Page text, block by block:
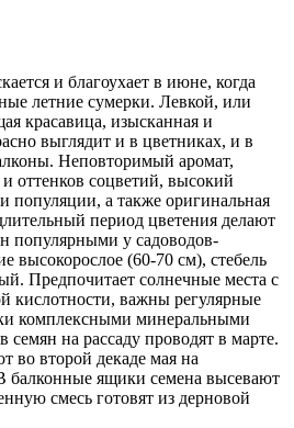
и благоухает в июне, когда
летние сумерки. Левкой, или
красавица, изысканная и
выглядит и в цветниках, и в
Неповторимый аромат,
оттенков соцветий, высокий
популяции, а также оригинальная
период цветения делают
популярными у садоводов-
высокорослое (60-70 см), стебель
Предпочитает солнечные места с
кислотности, важны регулярные
комплексными минеральными
семян на рассаду проводят в марте.
во второй декаде мая на
балконные ящики семена высевают
смесь готовят из дерновой